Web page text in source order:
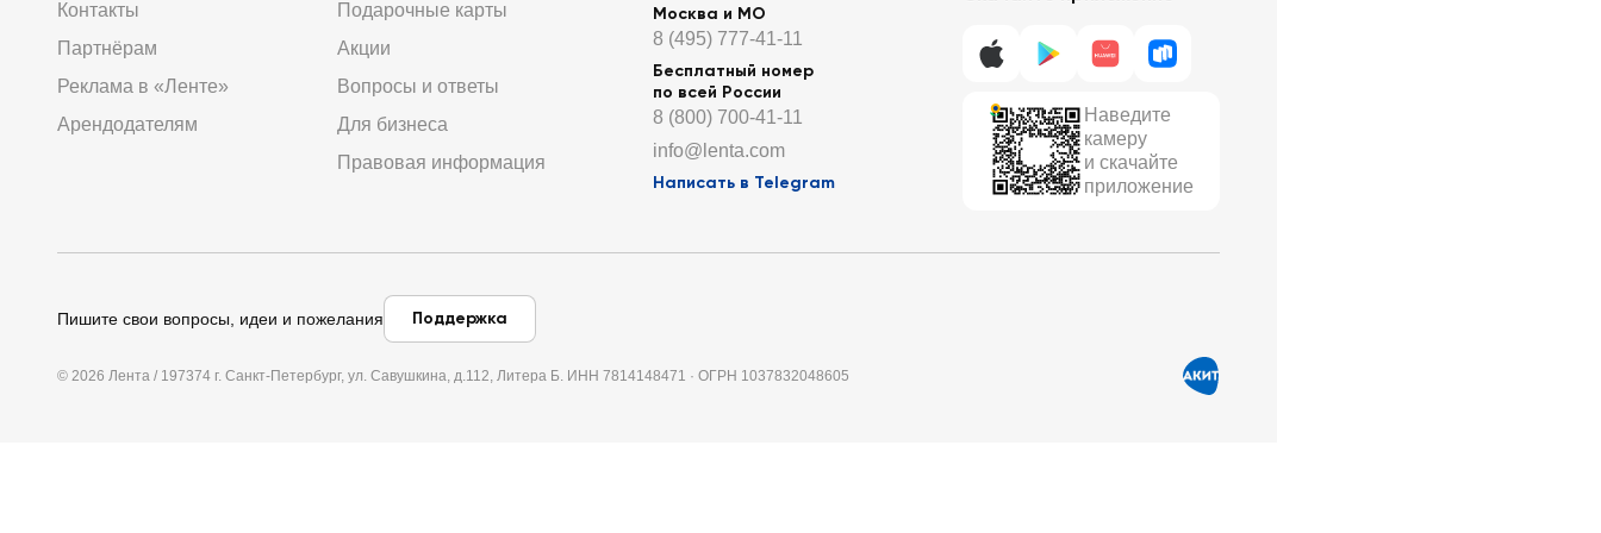
Контакты
Партнёрам
Реклама в «Ленте»
Арендодателям
Подарочные карты
Акции
Вопросы и ответы
Для бизнеса
Правовая информация
Москва и МО
8 (495) 777-41-11
Бесплатный номер
по всей России
8 (800) 700-41-11
info@lenta.com
Написать в Telegram
Наведите
камеру
и скачайте
приложение
Пишите свои вопросы, идеи и пожелания Поддержка
© 2026 Лента / 197374 г. Санкт-Петербург, ул. Савушкина, д.112, Литера Б. ИНН 7814148471 · ОГРН 1037832048605